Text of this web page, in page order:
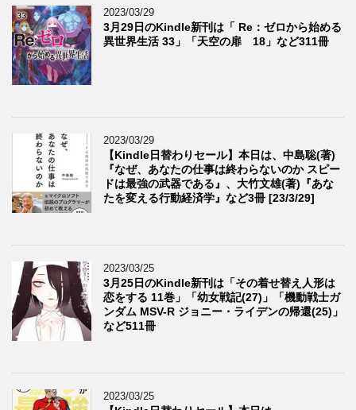
2023/03/29
3月29日のKindle新刊は「 Re：ゼロから始める
異世界生活 33」「天空の扉 18」など311冊
2023/03/29
【Kindle日替わりセール】本日は、中島聡(著)
『なぜ、あなたの仕事は終わらないのか スピー
ドは最強の武器である』、大竹文雄(著)『あな
たを変える行動経済学』など3冊 [23/3/29]
2023/03/25
3月25日のKindle新刊は「その着せ替え人形は
恋をする 11巻」「幼女戦記(27)」「機動戦士ガ
ンダム MSV-R ジョニー・ライデンの帰還(25)」
など511冊
2023/03/25